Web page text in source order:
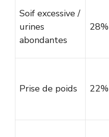
Soif excessive /
urines
abondantes
28%
Prise de poids 22%